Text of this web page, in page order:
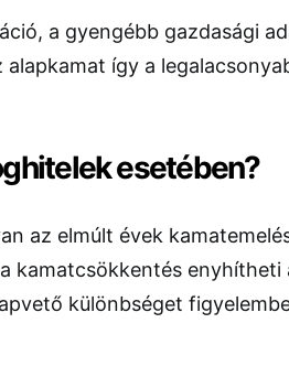
a gyengébb gazdasági
így a
esetében?
az elmúlt évek
kamatcsökkentés enyhítheti
különbséget